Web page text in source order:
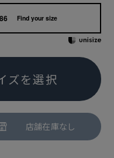
Find your size
ズを選択